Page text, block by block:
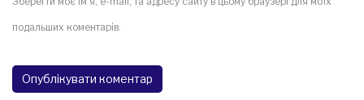
подальших коментарів.